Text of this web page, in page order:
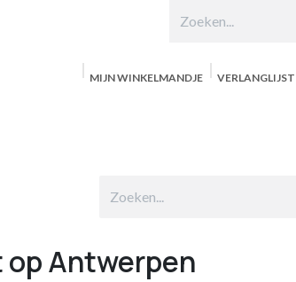
MIJN WINKELMANDJE VERLANGLIJST
Antwerpen